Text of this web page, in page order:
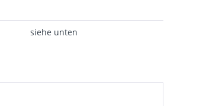
siehe unten